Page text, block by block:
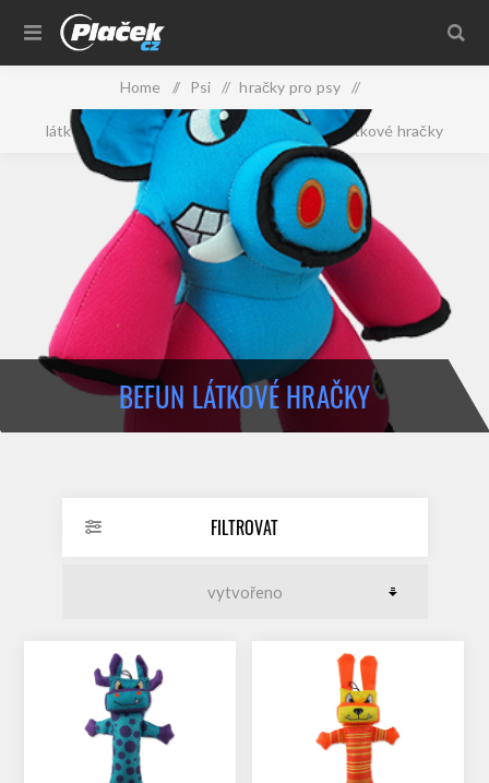
Home / Psi / hračky pro psy /
látkové, neoprenové, nylonové BeFUN látkové hračky
BEFUN LÁTKOVÉ HRAČKY
FILTROVAT